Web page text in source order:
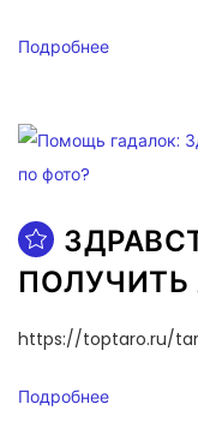
Подробнее
ПОЛУЧИТЬ
https://toptaro.ru/
Подробнее